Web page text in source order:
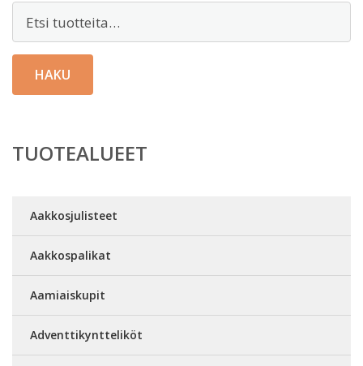
HAKU
TUOTEALUEET
Aakkosjulisteet
Aakkospalikat
Aamiaiskupit
Adventtikyntteliköt